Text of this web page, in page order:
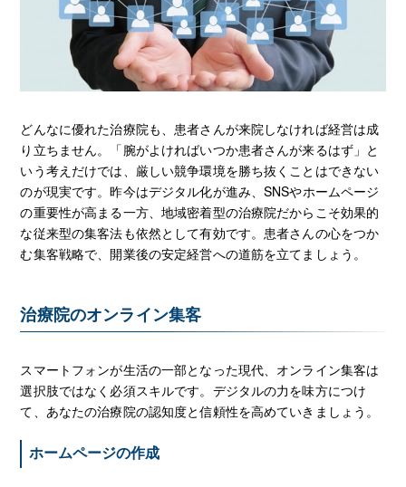
どんなに優れた治療院も、患者さんが来院しなければ経営は成
り立ちません。「腕がよければいつか患者さんが来るはず」と
いう考えだけでは、厳しい競争環境を勝ち抜くことはできない
のが現実です。昨今はデジタル化が進み、SNSやホームページ
の重要性が高まる一方、地域密着型の治療院だからこそ効果的
な従来型の集客法も依然として有効です。患者さんの心をつか
む集客戦略で、開業後の安定経営への道筋を立てましょう。
治療院のオンライン集客
スマートフォンが生活の一部となった現代、オンライン集客は
選択肢ではなく必須スキルです。デジタルの力を味方につけ
て、あなたの治療院の認知度と信頼性を高めていきましょう。
ホームページの作成